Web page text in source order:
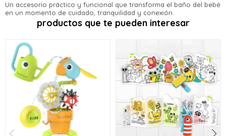
Un accesorio práctico y funcional que transforma el baño del bebé
en un momento de cuidado, tranquilidad y conexión.
productos que te pueden interesar